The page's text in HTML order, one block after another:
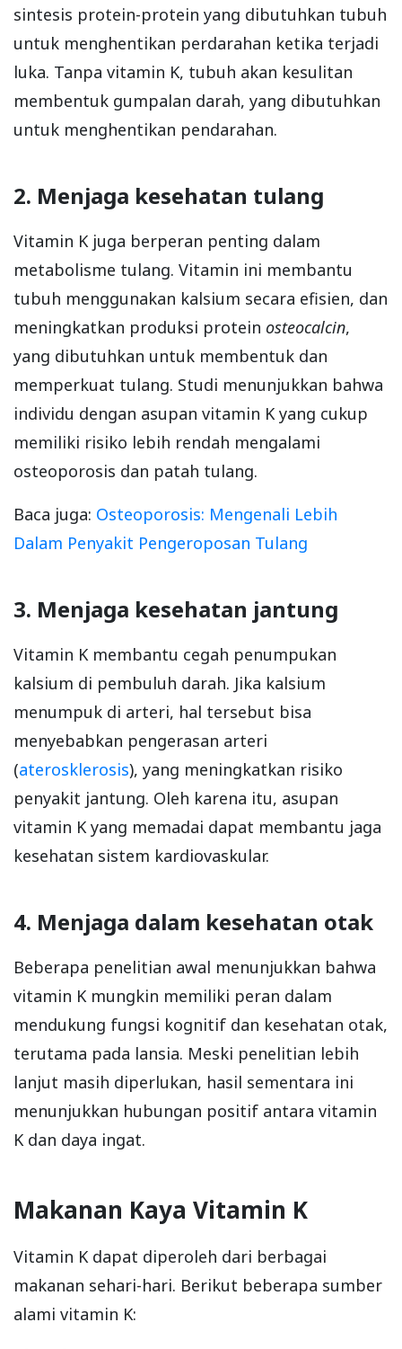
sintesis protein-protein yang dibutuhkan tubuh
untuk menghentikan perdarahan ketika terjadi
luka. Tanpa vitamin K, tubuh akan kesulitan
membentuk gumpalan darah, yang dibutuhkan
untuk menghentikan pendarahan.
2. Menjaga kesehatan tulang
Vitamin K juga berperan penting dalam
metabolisme tulang. Vitamin ini membantu
tubuh menggunakan kalsium secara efisien, dan
meningkatkan produksi protein osteocalcin,
yang dibutuhkan untuk membentuk dan
memperkuat tulang. Studi menunjukkan bahwa
individu dengan asupan vitamin K yang cukup
memiliki risiko lebih rendah mengalami
osteoporosis dan patah tulang.
Baca juga: Osteoporosis: Mengenali Lebih
Dalam Penyakit Pengeroposan Tulang
3. Menjaga kesehatan jantung
Vitamin K membantu cegah penumpukan
kalsium di pembuluh darah. Jika kalsium
menumpuk di arteri, hal tersebut bisa
menyebabkan pengerasan arteri
(aterosklerosis), yang meningkatkan risiko
penyakit jantung. Oleh karena itu, asupan
vitamin K yang memadai dapat membantu jaga
kesehatan sistem kardiovaskular.
4. Menjaga dalam kesehatan otak
Beberapa penelitian awal menunjukkan bahwa
vitamin K mungkin memiliki peran dalam
mendukung fungsi kognitif dan kesehatan otak,
terutama pada lansia. Meski penelitian lebih
lanjut masih diperlukan, hasil sementara ini
menunjukkan hubungan positif antara vitamin
K dan daya ingat.
Makanan Kaya Vitamin K
Vitamin K dapat diperoleh dari berbagai
makanan sehari-hari. Berikut beberapa sumber
alami vitamin K: